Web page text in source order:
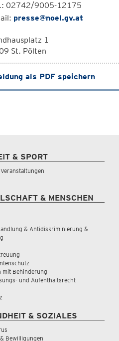
02742/9005-12175
presse@noel.gv.at
1
St. Pölten
als PDF speichern
& SPORT
& MENSCHEN
& Antidiskriminierung &
mit Behinderung
und Aufenthaltsrecht
& SOZIALES
Bewilligungen